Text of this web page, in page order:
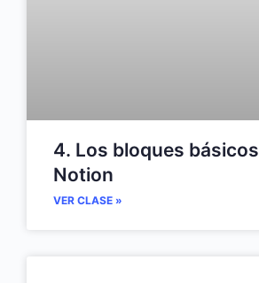
4. Los bloques
Notion
VER CLASE »